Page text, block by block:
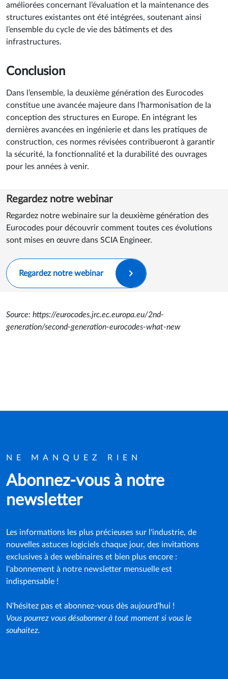
améliorées concernant l’évaluation et la maintenance des
structures existantes ont été intégrées, soutenant ainsi
l’ensemble du cycle de vie des bâtiments et des
infrastructures.
Conclusion
Dans l’ensemble, la deuxième génération des Eurocodes
constitue une avancée majeure dans l’harmonisation de la
conception des structures en Europe. En intégrant les
dernières avancées en ingénierie et dans les pratiques de
construction, ces normes révisées contribueront à garantir
la sécurité, la fonctionnalité et la durabilité des ouvrages
pour les années à venir.
Regardez notre webinar
Regardez notre webinaire sur la deuxième génération des
Eurocodes pour découvrir comment toutes ces évolutions
sont mises en œuvre dans SCIA Engineer.
Regardez notre webinar
Source: https://eurocodes.jrc.ec.europa.eu/2nd-
generation/second-generation-eurocodes-what-new
NE MANQUEZ RIEN
Abonnez-vous à notre
newsletter
Les informations les plus précieuses sur l'industrie, de
nouvelles astuces logiciels chaque jour, des invitations
exclusives à des webinaires et bien plus encore :
l'abonnement à notre newsletter mensuelle est
indispensable !
N'hésitez pas et abonnez-vous dès aujourd'hui !
Vous pourrez vous désabonner à tout moment si vous le
souhaitez.